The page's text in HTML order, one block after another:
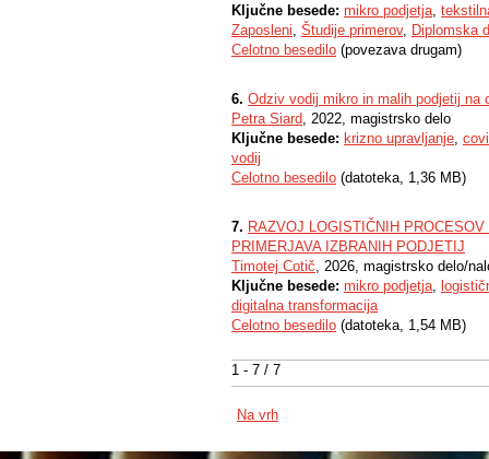
1 - 7 / 7
Ključne besede: mikro podjetja,
Zaposleni, Študije primerov, Diplomska
Celotno besedilo (povezava drugam)
6. Odziv vodij mikro in malih podjetij na
Petra Siard, 2022, magistrsko delo
Ključne besede: krizno upravljanje,
vodij
Celotno besedilo (datoteka, 1,36 MB)
7. RAZVOJ LOGISTIČNIH
PRIMERJAVA IZBRANIH PODJETIJ
Timotej Cotič, 2026, magistrsko delo/
Ključne besede: mikro podjetja,
digitalna transformacija
Celotno besedilo (datoteka, 1,54 MB)
Na vrh